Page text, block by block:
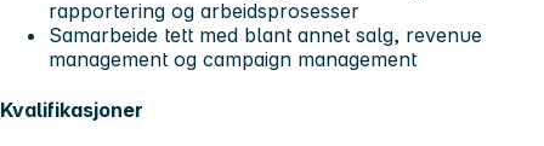
rapportering og arbeidsprosesser
Samarbeide tett med blant annet salg, revenue
management og campaign management
Kvalifikasjoner